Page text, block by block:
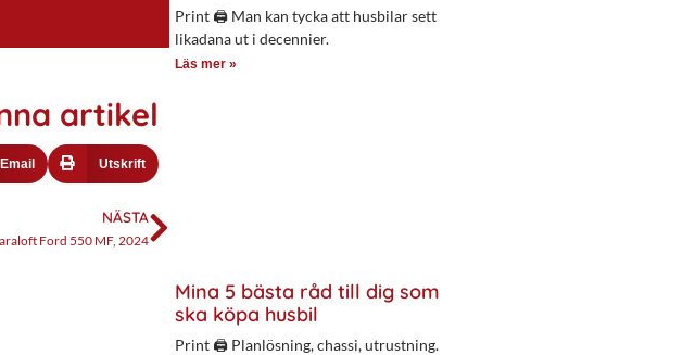
artikel
Email Utskrift
NÄSTA
Ford 550 MF, 2024
Print 🖨 Man kan tycka att husbilar sett
likadana ut i decennier.
Läs mer »
Mina 5 bästa råd till dig som
ska köpa husbil
Print 🖨 Planlösning, chassi, utrustning.